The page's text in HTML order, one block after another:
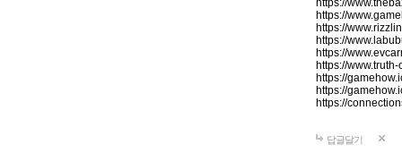
https://
https://
https://
https://
https://
https://
https://
https://
https://
답글달기